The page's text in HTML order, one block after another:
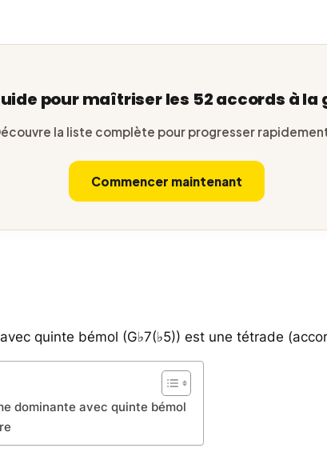
pour maîtriser les 52 accords à la
la liste complète pour progresser rapidement
Commencer maintenant
quinte bémol (G♭7(♭5)) est une tétrade
dominante avec quinte bémol